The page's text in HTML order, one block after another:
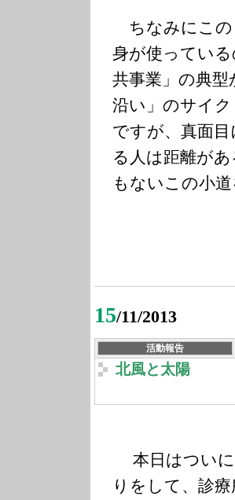
ちなみにこの
身が使ってい
共事業」の典
沿い」のサイ
ですが、真面
る人は距離が
もないこの小
15/11/2013
活動報告
北風と太陽
本日はついに
りをして、診